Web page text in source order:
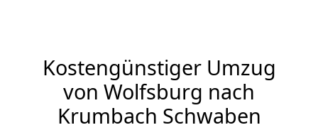
Kostengünstiger Umzug
von Wolfsburg nach
Krumbach Schwaben